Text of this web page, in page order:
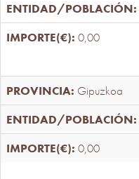
0,00
Gipuzkoa
0,00